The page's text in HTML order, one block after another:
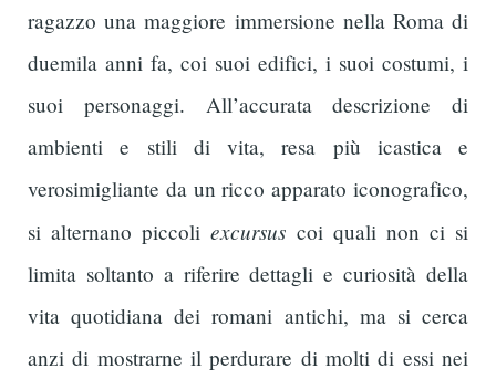
ragazzo una maggiore immersione nella Roma di
duemila anni fa, coi suoi edifici, i suoi costumi, i
suoi personaggi. All’accurata descrizione di
ambienti e stili di vita, resa più icastica e
verosimigliante da un ricco apparato iconografico,
si alternano piccoliexcursus coi quali non ci si
limita soltanto a riferire dettagli e curiosità della
vita quotidiana dei romani antichi, ma si cerca
anzi di mostrarne il perdurare di molti di essi nei